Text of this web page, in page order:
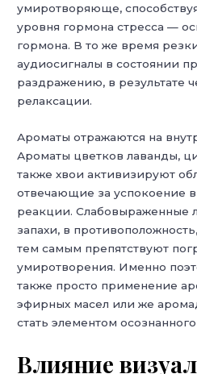
умиротворяюще,
уровня гормона стресса —
гормона. В то же время
аудиосигналы в состоянии
раздражению, в результате
релаксации.
Ароматы отражаются на
Ароматы цветков лаванды,
также хвои активизируют
отвечающие за успокоение
реакции. Слабовыраженные
запахи, в
тем самым препятствуют
умиротворения. Именно
также просто применение
эфирных масел или же
стать элементом
Влияние